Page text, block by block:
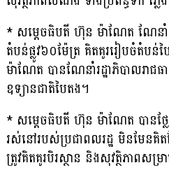
* សម្តេចធិបតី ហ៊ុន ម៉ាណែត ណែន
តំបន់ផ្លូវ៦០ម៉ែត្រ គិតគូររៀបចំតំប
ម៉ាណែត បានណែនាំរដ្ឋាភិបាលរាជធ
ឧទ្យានជាតិបៃតង។
* សម្តេចធិបតី ហ៊ុន ម៉ាណែត បានថ្លែ
រស់នៅរបស់ប្រជាពលរដ្ឋ មិនមែនគិ
ត្រូវគិតគូរបិរស្ថាន និងសុវត្ថិភាពសម្រ